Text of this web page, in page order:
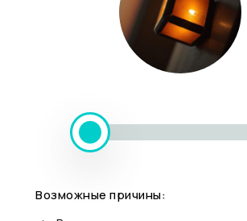
Возможные причины: